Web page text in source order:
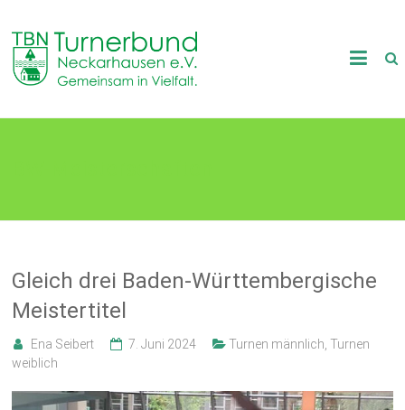
content
TB
Neckarhausen
in
Gleich drei Baden-Württembergische
Meistertitel
Ena Seibert 7. Juni 2024 Turnen männlich Turnen
weiblich